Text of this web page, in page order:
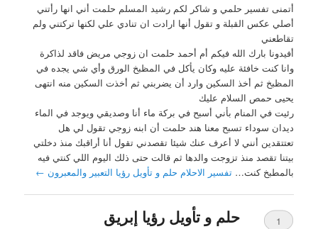
أتمنى تفسير حلمي و شاكر لكم رشيد المسلم حلمت أني انها رأتني
أصلي عكس القبلة و تقول أنها ارادت ان تنادي علي لكنها تركتني ولم
تقاطعني
أفيدونا بارك الله فيكم أم أحمد حلمت ان زوجي مريض فاقد لذاكرة
وانا كنت خافئة عليه وكان يأكل في المظبخ الورق وأي شي يجده في
المظبخ ثم أخذ السكين وارد أن يضربني ثم أخذت السكين منه انتهى
يحيى حمص السلام عليك
رئيت في المنام بأني أسبح في بركة ماء أنا وصديقي ويوجد في الماء
ديدان سوداء تسبح معنا هند حلمت أن ابنه زوجي تقول لي هل
تعتتقدين أنني لا أعرف عنك شيئا تقصدني تقول أنا أراقبك منذ دخلتي
بيتنا تقصد منذ تزوجت والدها ثم قالت حتى ذلك اليوم اللي كنتي فيه
بالمطبخ كنت…تفسير الاحلام حلم و تأويل رؤيا التعبير والمعبرون ←
حلم و تأويل رؤيا إبريق
1